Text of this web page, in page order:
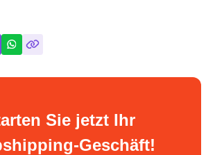
Sie jetzt Ihr
Geschäft!